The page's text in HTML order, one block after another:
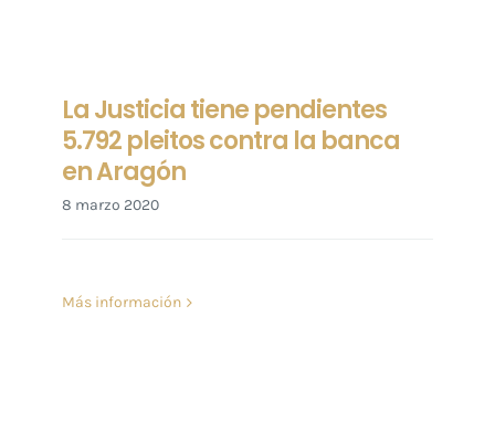
La Justicia tiene pendientes
5.792 pleitos contra la banca
en Aragón
8 marzo 2020
Más información